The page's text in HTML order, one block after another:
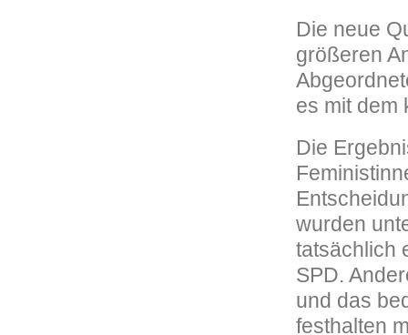
Die neue
größeren
es mit dem
Die
wurden
tatsächlich
SPD.
und das
festhalten